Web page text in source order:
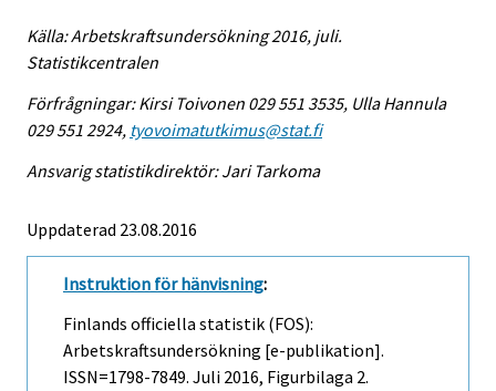
Källa: Arbetskraftsundersökning 2016, juli.
Statistikcentralen
Förfrågningar: Kirsi Toivonen 029 551 3535, Ulla Hannula
029 551 2924, tyovoimatutkimus@stat.fi
Ansvarig statistikdirektör: Jari Tarkoma
Uppdaterad 23.08.2016
Instruktion för hänvisning:
Finlands officiella statistik (FOS):
Arbetskraftsundersökning [e-publikation].
ISSN=1798-7849. Juli 2016, Figurbilaga 2.